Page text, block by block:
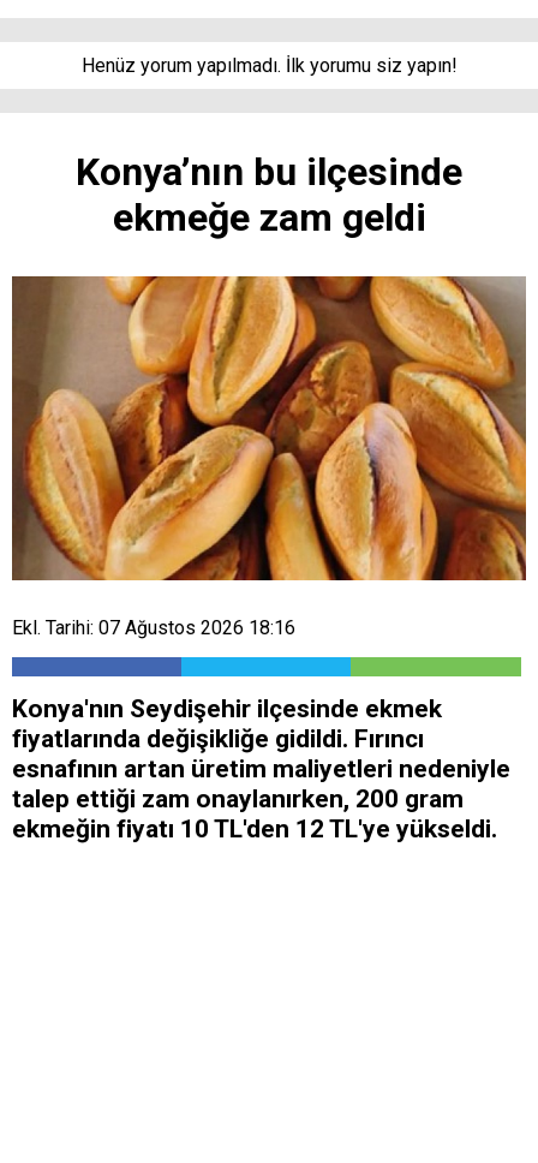
Henüz yorum yapılmadı. İlk yorumu siz yapın!
Konya’nın bu ilçesinde
ekmeğe zam geldi
Ekl. Tarihi: 07 Ağustos 2026 18:16
Konya'nın Seydişehir ilçesinde ekmek
fiyatlarında değişikliğe gidildi. Fırıncı
esnafının artan üretim maliyetleri nedeniyle
talep ettiği zam onaylanırken, 200 gram
ekmeğin fiyatı 10 TL'den 12 TL'ye yükseldi.